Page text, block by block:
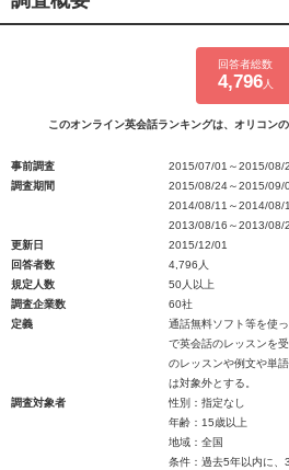
回答者総数
4,796人
このオンライン英会話ランキングは、オリコン
事前調査
2015/07/01～2015/08/
調査期間
2015/08/24～2015/09/
2014/08/11～2014/08/
2013/08/16～2013/08/
更新日
2015/12/01
回答者数
4,796人
規定人数
50人以上
調査企業数
60社
定義
通話無料ソフト等を使
で英会話のレッスンを
のレッスンや例文や単
は対象外とする。
調査対象者
性別：指定なし
年齢：15歳以上
地域：全国
条件：過去5年以内に